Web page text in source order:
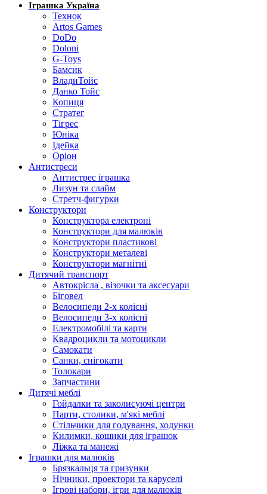
Іграшка Україна
Технок
Artos Games
DoDo
Doloni
G-Toys
Бамсик
ВладиТойс
Данко Тойс
Копиця
Стратег
Тігрес
Юніка
Ідейка
Оріон
Антистреси
Антистрес іграшка
Лизун та слайм
Стретч-фигурки
Конструктори
Конструктора електроні
Конструктори для малюків
Конструктори пластикові
Конструктори металеві
Конструктори магнітні
Дитячий транспорт
Автокрісла , візочки та аксесуари
Біговел
Велосипеди 2-х колісні
Велосипеди 3-х колісні
Електромобілі та карти
Квадроцикли та мотоцикли
Самокати
Санки, снігокати
Толокари
Запчастини
Дитячі меблі
Гойдалки та заколисуючі центри
Парти, столики, м'які меблі
Стільчики для годування, ходунки
Килимки, кошики для іграшок
Ліжка та манежі
Іграшки для малюків
Брязкальця та гризунки
Нічники, проектори та каруселі
Ігрові набори, ігри для малюків